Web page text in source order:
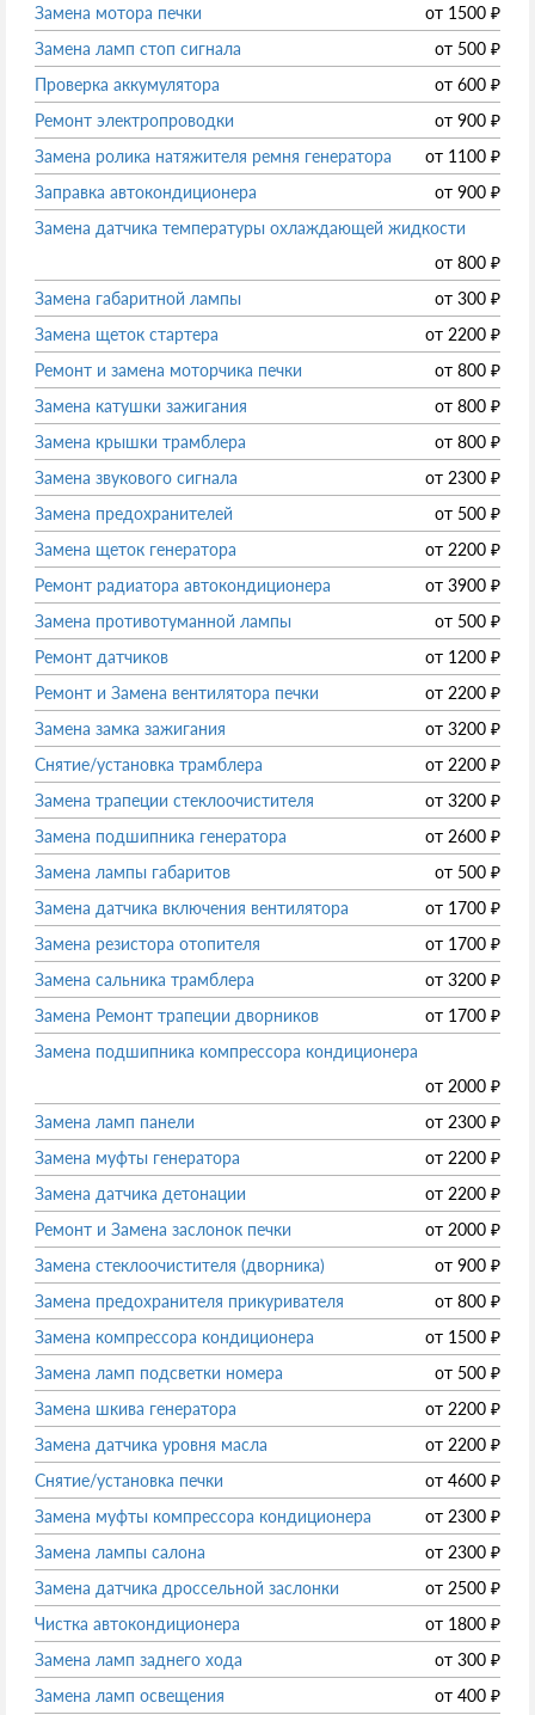
Замена мотора печки
от 1500 ₽
Замена ламп стоп сигнала
от 500 ₽
Проверка аккумулятора
от 600 ₽
Ремонт электропроводки
от 900 ₽
Замена ролика натяжителя ремня генератора
от 1100 ₽
Заправка автокондиционера
от 900 ₽
Замена датчика температуры охлаждающей жидкости
от 800 ₽
Замена габаритной лампы
от 300 ₽
Замена щеток стартера
от 2200 ₽
Ремонт и замена моторчика печки
от 800 ₽
Замена катушки зажигания
от 800 ₽
Замена крышки трамблера
от 800 ₽
Замена звукового сигнала
от 2300 ₽
Замена предохранителей
от 500 ₽
Замена щеток генератора
от 2200 ₽
Ремонт радиатора автокондиционера
от 3900 ₽
Замена противотуманной лампы
от 500 ₽
Ремонт датчиков
от 1200 ₽
Ремонт и Замена вентилятора печки
от 2200 ₽
Замена замка зажигания
от 3200 ₽
Снятие/установка трамблера
от 2200 ₽
Замена трапеции стеклоочистителя
от 3200 ₽
Замена подшипника генератора
от 2600 ₽
Замена лампы габаритов
от 500 ₽
Замена датчика включения вентилятора
от 1700 ₽
Замена резистора отопителя
от 1700 ₽
Замена сальника трамблера
от 3200 ₽
Замена Ремонт трапеции дворников
от 1700 ₽
Замена подшипника компрессора кондиционера
от 2000 ₽
Замена ламп панели
от 2300 ₽
Замена муфты генератора
от 2200 ₽
Замена датчика детонации
от 2200 ₽
Ремонт и Замена заслонок печки
от 2000 ₽
Замена стеклоочистителя (дворника)
от 900 ₽
Замена предохранителя прикуривателя
от 800 ₽
Замена компрессора кондиционера
от 1500 ₽
Замена ламп подсветки номера
от 500 ₽
Замена шкива генератора
от 2200 ₽
Замена датчика уровня масла
от 2200 ₽
Снятие/установка печки
от 4600 ₽
Замена муфты компрессора кондиционера
от 2300 ₽
Замена лампы салона
от 2300 ₽
Замена датчика дроссельной заслонки
от 2500 ₽
Чистка автокондиционера
от 1800 ₽
Замена ламп заднего хода
от 300 ₽
Замена ламп освещения
от 400 ₽